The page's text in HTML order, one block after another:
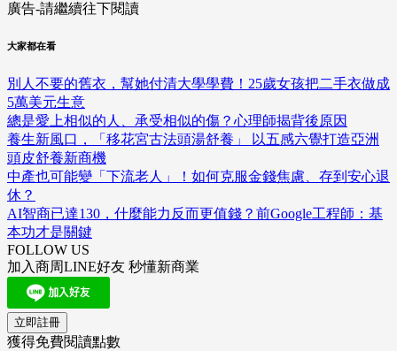
廣告-請繼續往下閱讀
大家都在看
別人不要的舊衣，幫她付清大學學費！25歲女孩把二手衣做成
5萬美元生意
總是愛上相似的人、承受相似的傷？心理師揭背後原因
養生新風口，「移花宮古法頭湯舒養」 以五感六覺打造亞洲
頭皮舒養新商機
中產也可能變「下流老人」！如何克服金錢焦慮、存到安心退
休？
AI智商已達130，什麼能力反而更值錢？前Google工程師：基
本功才是關鍵
FOLLOW US
加入商周LINE好友 秒懂新商業
立即註冊
獲得免費閱讀點數